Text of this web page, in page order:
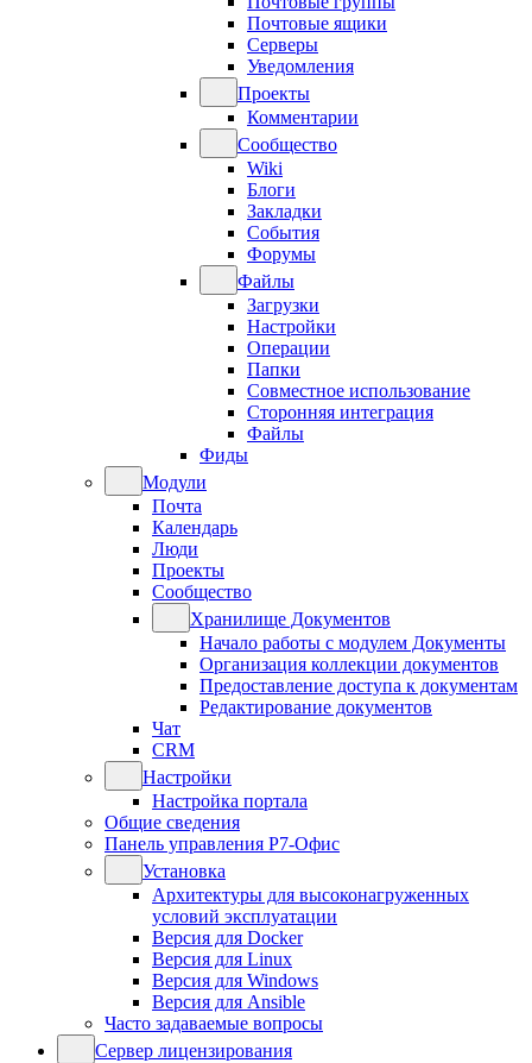
Почтовые ящики
Серверы
Уведомления
Проекты
Комментарии
Сообщество
Wiki
Блоги
Закладки
События
Форумы
Файлы
Загрузки
Настройки
Операции
Папки
Совместное использование
Сторонняя интеграция
Файлы
Фиды
Модули
Почта
Календарь
Люди
Проекты
Сообщество
Хранилище Документов
Начало работы с модулем Документы
Организация коллекции документов
Предоставление доступа к документам
Редактирование документов
Чат
CRM
Настройки
Настройка портала
Общие сведения
Панель управления Р7-Офис
Установка
Архитектуры для высоконагруженных
условий эксплуатации
Версия для Docker
Версия для Linux
Версия для Windows
Версия для Ansible
Часто задаваемые вопросы
Сервер лицензирования